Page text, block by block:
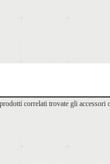
correlati trovate gli accessori